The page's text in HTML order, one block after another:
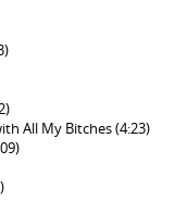
All My Bitches(4:23)